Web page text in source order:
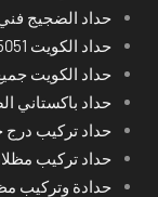
حداد الضجيج
حداد الكويت 66405051 جميع مدن الكويت
حداد الكويت
حداد باكستاني
حداد تركيب درج
حداد تركيب
حدادة وتركيب